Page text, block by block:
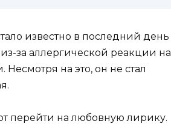
известно в последний день
за аллергической реакции на
на это, он не стал
перейти на любовную лирику.